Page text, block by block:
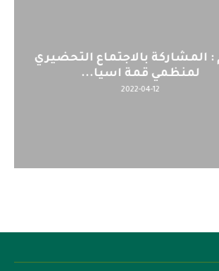
بالاجتماع التحضيري
لمنظمي قمة اسيا...
2022-04-12